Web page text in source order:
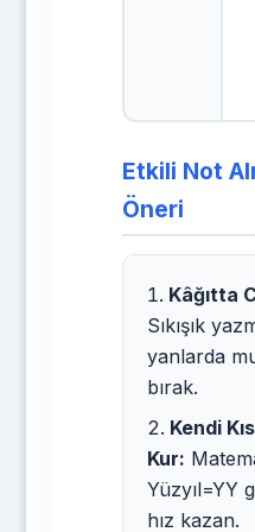
Etkili Not
Öneri
Kâğıtta
Sıkışık
yanlarda
bırak.
Kendi
Kur:
Yüzyıl=YY
hız kazan.